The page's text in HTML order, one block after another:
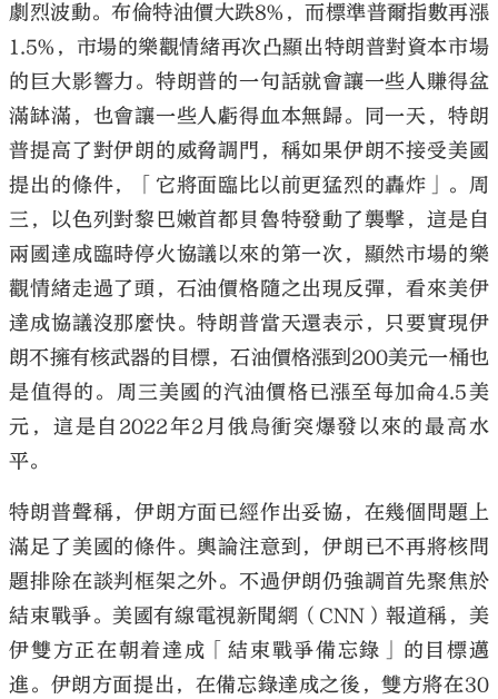
劇烈波動。布倫特油價大跌8%，而標準普爾指數再漲
1.5%，市場的樂觀情緒再次凸顯出特朗普對資本市場
的巨大影響力。特朗普的一句話就會讓一些人賺得盆
滿缽滿，也會讓一些人虧得血本無歸。同一天，特朗
普提高了對伊朗的威脅調門，稱如果伊朗不接受美國
提出的條件，「它將面臨比以前更猛烈的轟炸」。周
三，以色列對黎巴嫩首都貝魯特發動了襲擊，這是自
兩國達成臨時停火協議以來的第一次，顯然市場的樂
觀情緒走過了頭，石油價格隨之出現反彈，看來美伊
達成協議沒那麼快。特朗普當天還表示，只要實現伊
朗不擁有核武器的目標，石油價格漲到200美元一桶也
是值得的。周三美國的汽油價格已漲至每加侖4.5美
元，這是自2022年2月俄烏衝突爆發以來的最高水
平。
特朗普聲稱，伊朗方面已經作出妥協，在幾個問題上
滿足了美國的條件。輿論注意到，伊朗已不再將核問
題排除在談判框架之外。不過伊朗仍強調首先聚焦於
結束戰爭。美國有線電視新聞網（CNN）報道稱，美
伊雙方正在朝着達成「結束戰爭備忘錄」的目標邁
進。伊朗方面提出，在備忘錄達成之後，雙方將在30